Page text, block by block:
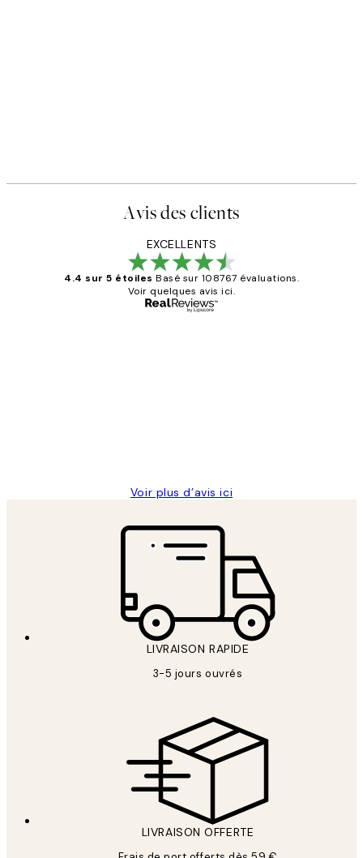
Avis des clients
EXCELLENTS
4.4 sur 5 étoiles Basé sur 108767 évaluations.
Voir quelques avis ici.
Voir plus d’avis ici
LIVRAISON RAPIDE
3-5 jours ouvrés
LIVRAISON OFFERTE